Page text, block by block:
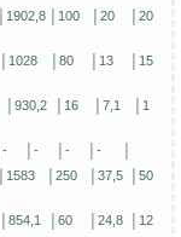
│1902,8 │100 │20
│20
│1028 │80 │13
│15
│930,2 │16 │7,1
│1
│- │- │- │-
│1583 │250 │37,5
│50
│854,1 │60 │24,8
│12